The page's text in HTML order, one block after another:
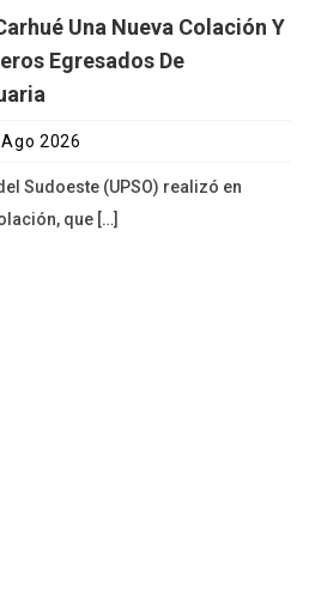
Una Nueva Colación Y
Egresados De
2026
Sudoeste (UPSO) realizó en
que […]